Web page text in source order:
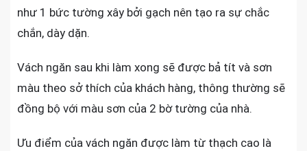
như 1 bức tường xây bởi gạch nên tạo ra sự chắc
chắn, dày dặn.
Vách ngăn sau khi làm xong sẽ được bả tít và sơn
màu theo sở thích của khách hàng, thông thường sẽ
đồng bộ với màu sơn của 2 bờ tường của nhà.
Ưu điểm của vách ngăn được làm từ thạch cao là